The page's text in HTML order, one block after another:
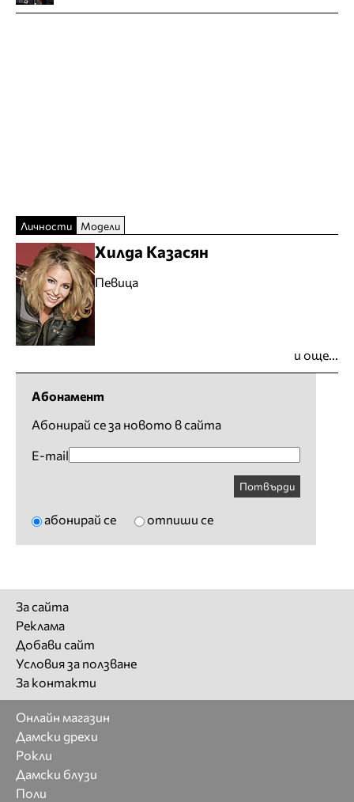
Личности Модели
Хилда Казасян
Певица
и още...
Абонамент
Абонирай се за новото в сайта
E-mail
Потвърди
абонирай се отпиши се
За сайта
Реклама
Добави сайт
Условия за ползване
За контакти
Онлайн магазин
Дамски дрехи
Рокли
Дамски блузи
Поли